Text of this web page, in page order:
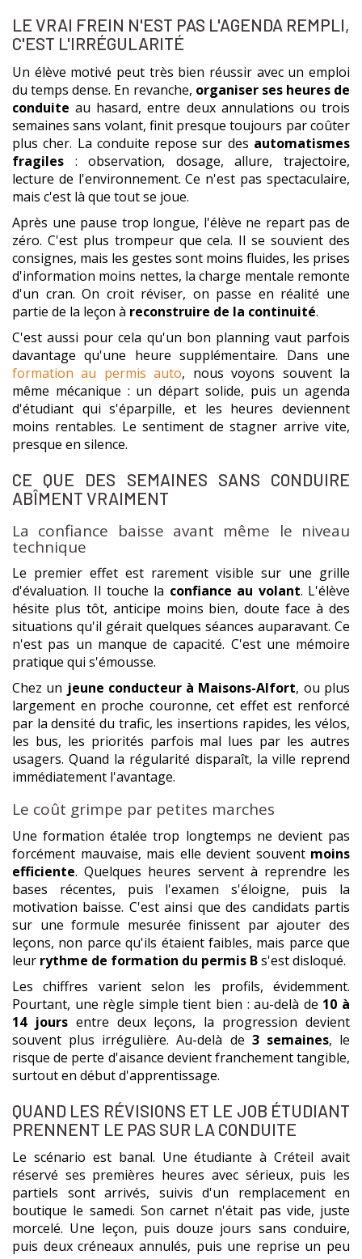
LE VRAI FREIN N'EST PAS L'AGENDA REMPLI,
C'EST L'IRRÉGULARITÉ
Un élève motivé peut très bien réussir avec un emploi
du temps dense. En revanche, organiser ses heures de
conduite au hasard, entre deux annulations ou trois
semaines sans volant, finit presque toujours par coûter
plus cher. La conduite repose sur des automatismes
fragiles : observation, dosage, allure, trajectoire,
lecture de l'environnement. Ce n'est pas spectaculaire,
mais c'est là que tout se joue.
Après une pause trop longue, l'élève ne repart pas de
zéro. C'est plus trompeur que cela. Il se souvient des
consignes, mais les gestes sont moins fluides, les prises
d'information moins nettes, la charge mentale remonte
d'un cran. On croit réviser, on passe en réalité une
partie de la leçon à reconstruire de la continuité.
C'est aussi pour cela qu'un bon planning vaut parfois
davantage qu'une heure supplémentaire. Dans une
formation au permis auto, nous voyons souvent la
même mécanique : un départ solide, puis un agenda
d'étudiant qui s'éparpille, et les heures deviennent
moins rentables. Le sentiment de stagner arrive vite,
presque en silence.
CE QUE DES SEMAINES SANS CONDUIRE
ABÎMENT VRAIMENT
La confiance baisse avant même le niveau
technique
Le premier effet est rarement visible sur une grille
d'évaluation. Il touche la confiance au volant. L'élève
hésite plus tôt, anticipe moins bien, doute face à des
situations qu'il gérait quelques séances auparavant. Ce
n'est pas un manque de capacité. C'est une mémoire
pratique qui s'émousse.
Chez un jeune conducteur à Maisons-Alfort, ou plus
largement en proche couronne, cet effet est renforcé
par la densité du trafic, les insertions rapides, les vélos,
les bus, les priorités parfois mal lues par les autres
usagers. Quand la régularité disparaît, la ville reprend
immédiatement l'avantage.
Le coût grimpe par petites marches
Une formation étalée trop longtemps ne devient pas
forcément mauvaise, mais elle devient souvent moins
efficiente. Quelques heures servent à reprendre les
bases récentes, puis l'examen s'éloigne, puis la
motivation baisse. C'est ainsi que des candidats partis
sur une formule mesurée finissent par ajouter des
leçons, non parce qu'ils étaient faibles, mais parce que
leur rythme de formation du permis Bs'est disloqué.
Les chiffres varient selon les profils, évidemment.
Pourtant, une règle simple tient bien : au-delà de 10 à
14 joursentre deux leçons, la progression devient
souvent plus irrégulière. Au-delà de 3 semaines, le
risque de perte d'aisance devient franchement tangible,
surtout en début d'apprentissage.
QUAND LES RÉVISIONS ET LE JOB ÉTUDIANT
PRENNENT LE PAS SUR LA CONDUITE
Le scénario est banal. Une étudiante à Créteil avait
réservé ses premières heures avec sérieux, puis les
partiels sont arrivés, suivis d'un remplacement en
boutique le samedi. Son carnet n'était pas vide, juste
morcelé. Une leçon, puis douze jours sans conduire,
puis deux créneaux annulés, puis une reprise un peu